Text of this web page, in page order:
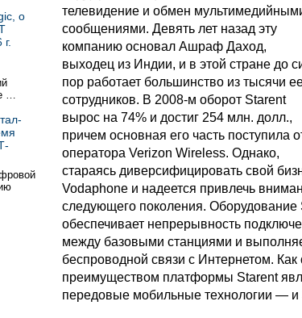
о
…
телевидение и обмен
сообщениями. Девять лет назад эту
компанию основал Ашраф Даход,
выходец из Индии, и в этой стране до
пор работает большинство из тысячи
сотрудников. В 2008-м оборот Starent
вырос на 74% и достиг 254 млн. долл.,
причем основная его часть поступила
оператора Verizon Wireless. Однако,
стараясь диверсифицировать свой
Vodaphone и надеется привлечь
следующего поколения.
обеспечивает непрерывность
между базовыми станциями и
беспроводной связи с Интернетом.
преимуществом платформы Starent
передовые мобильные технологии — и